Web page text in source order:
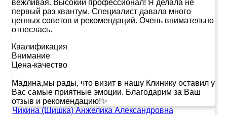
вежливая. Высокий профессионал! Я делала не
первый раз квантум. Специалист давала много
ценных советов и рекомендаций. Очень внимательно
отнеслась.
Квалификация
Внимание
Цена-качество
Мадина,мы рады, что визит в нашу Клинику оставил у
Вас самые приятные эмоции. Благодарим за Ваш
отзыв и рекомендацию!✨
Чикина (Шишка) Анжелика Александровна